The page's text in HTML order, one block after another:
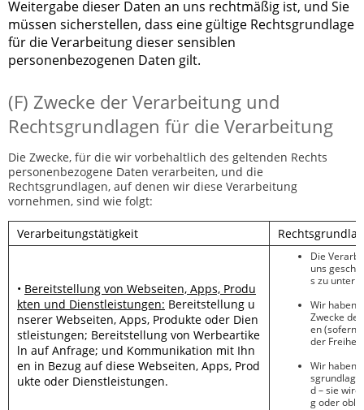
Weitergabe dieser Daten an uns rechtmäßig ist, und Sie
müssen sicherstellen, dass eine gültige Rechtsgrundlage
für die Verarbeitung dieser sensiblen
personenbezogenen Daten gilt.
(F) Zwecke der Verarbeitung und
Rechtsgrundlagen für die Verarbeitung
Die Zwecke, für die wir vorbehaltlich des geltenden Rechts
personenbezogene Daten verarbeiten, und die
Rechtsgrundlagen, auf denen wir diese Verarbeitung
vornehmen, sind wie folgt:
Verarbeitungstätigkeit
• Bereitstellung von Webseiten, Apps, Produ
kten und Dienstleistungen: Bereitstellung u
nserer Webseiten, Apps, Produkte oder Dien
stleistungen; Bereitstellung von Werbeartike
ln auf Anfrage; und Kommunikation mit Ihn
en in Bezug auf diese Webseiten, Apps, Prod
ukte oder Dienstleistungen.
Die
uns
s zu
Wir haben
Zwecke
en (sofern
der
Wir haben
d – sie
g oder